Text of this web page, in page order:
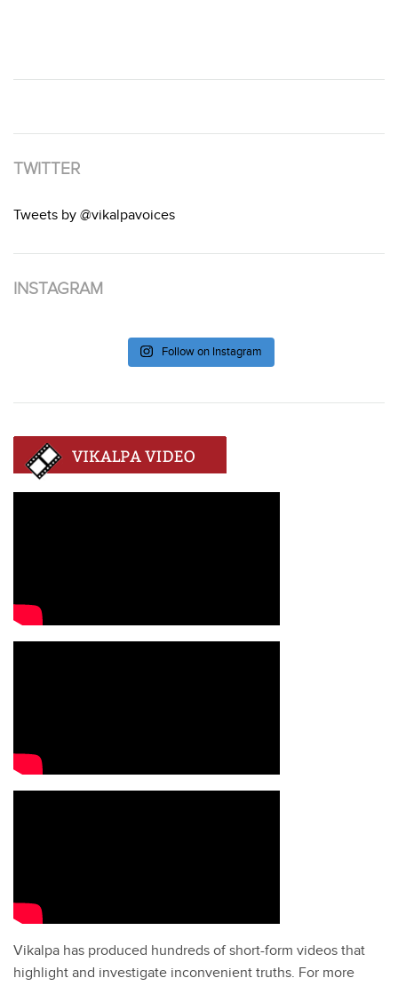
TWITTER
Tweets by @vikalpavoices
INSTAGRAM
Follow on Instagram
Vikalpa has produced hundreds of short-form videos that
highlight and investigate inconvenient truths. For more